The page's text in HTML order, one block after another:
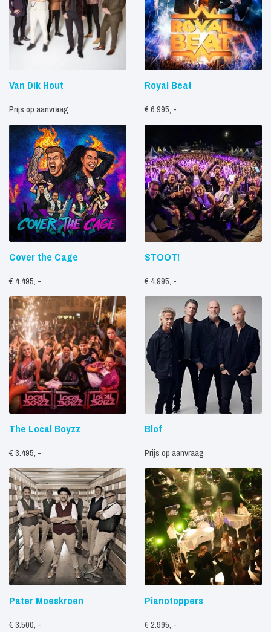
Van Dik Hout
Prijs op aanvraag
Royal Beat
€ 6.995, -
Cover the Cage
€ 4.495, -
STOOT!
€ 4.995, -
The Local Boyzz
€ 3.495, -
Blof
Prijs op aanvraag
Pater Moeskroen
€ 3.500, -
Pianotoppers
€ 2.995, -